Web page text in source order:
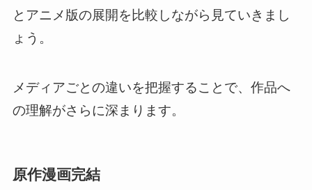
とアニメ版の展開を比較しながら見ていきまし
ょう。
メディアごとの違いを把握することで、作品へ
の理解がさらに深まります。
原作漫画完結